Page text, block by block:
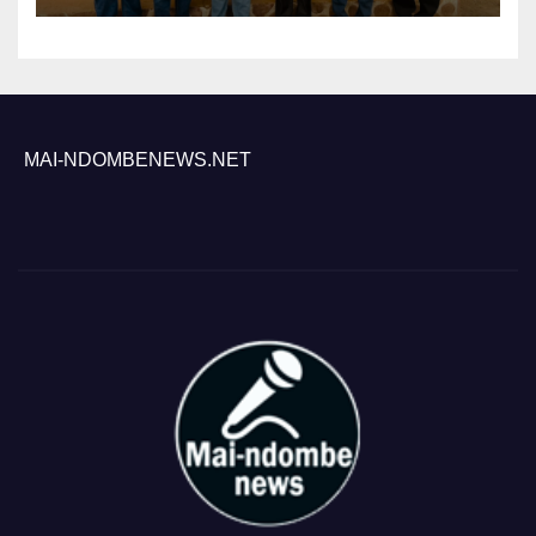
contre le paludisme
MAI-NDOMBENEWS.NET